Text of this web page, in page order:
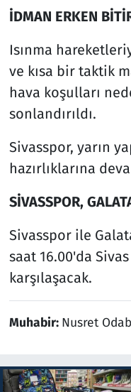
İDMAN ERKEN
Isınma
ve kısa bir taktik
hava koşulları
sonlandırıldı.
Sivasspor, yarın
hazırlıklarına
SİVASSPOR,
Sivasspor ile
saat 16.00'da
karşılaşacak.
Muhabir: Nusret